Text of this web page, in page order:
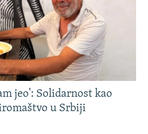
jeo': Solidarnost kao
u Srbiji